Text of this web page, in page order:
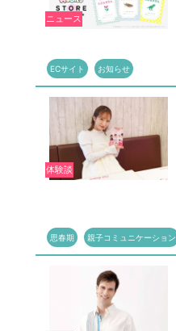
ニュース
ECサイト お知らせ
体験談
思春期 親子コミュニケーション